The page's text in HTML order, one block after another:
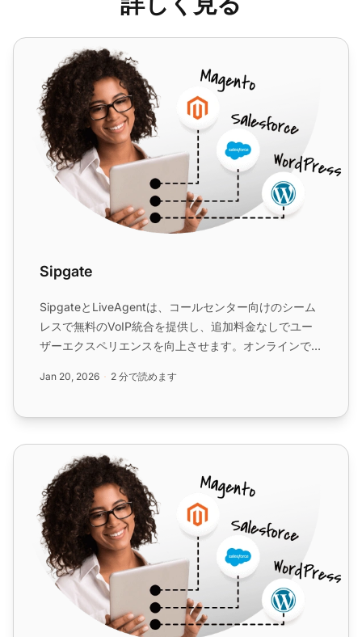
Sipgate
Sipgate
SipgateとLiveAgentは、コールセンター向けのシーム
レスで無料のVoIP統合を提供し、追加料金なしでユー
ザーエクスペリエンスを向上させます。オンラインで簡
ています。LiveAgentの無料トライアルで始めましょ
Jan 20, 2026 2 分で読めます
IllyVoIP